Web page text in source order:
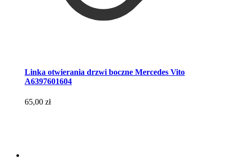
Linka otwierania drzwi boczne Mercedes Vito
A6397601604
65,00 zł